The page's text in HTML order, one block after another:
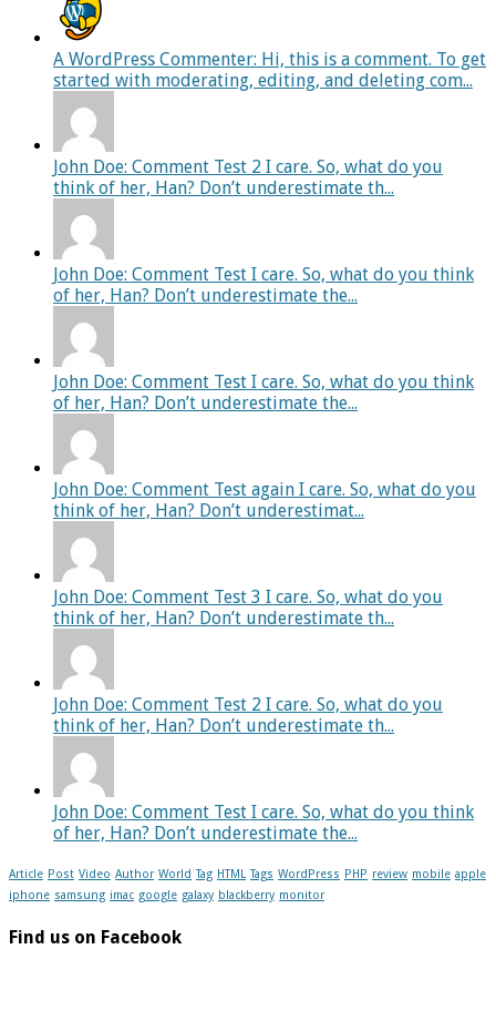
A WordPress Commenter: Hi, this is a comment. To get
started with moderating, editing, and deleting com...
John Doe: Comment Test 2 I care. So, what do you
think of her, Han? Don’t underestimate th...
John Doe: Comment Test I care. So, what do you think
of her, Han? Don’t underestimate the...
John Doe: Comment Test I care. So, what do you think
of her, Han? Don’t underestimate the...
John Doe: Comment Test again I care. So, what do you
think of her, Han? Don’t underestimat...
John Doe: Comment Test 3 I care. So, what do you
think of her, Han? Don’t underestimate th...
John Doe: Comment Test 2 I care. So, what do you
think of her, Han? Don’t underestimate th...
John Doe: Comment Test I care. So, what do you think
of her, Han? Don’t underestimate the...
Article Post Video Author World Tag HTML Tags WordPress PHP review mobile apple
iphone samsung imac google galaxy blackberry monitor
Find us on Facebook